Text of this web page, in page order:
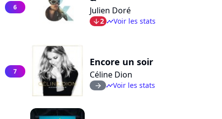
6 Julien Doré
arrow_bot2 timelineVoir les stats
7
Encore un soir
Céline Dion
arrow_right timelineVoir les stats